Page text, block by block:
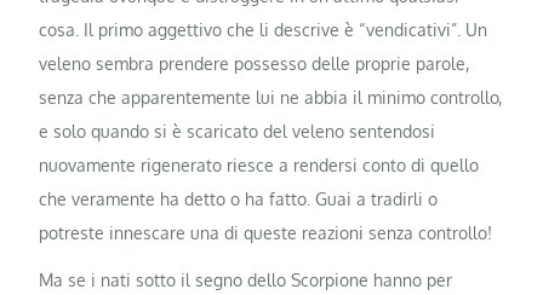
cosa. Il primo aggettivo che li descrive è “vendicativi”. Un
veleno sembra prendere possesso delle proprie parole,
senza che apparentemente lui ne abbia il minimo controllo,
e solo quando si è scaricato del veleno sentendosi
nuovamente rigenerato riesce a rendersi conto di quello
che veramente ha detto o ha fatto. Guai a tradirli o
potreste innescare una di queste reazioni senza controllo!
Ma se i nati sotto il segno dello Scorpione hanno per